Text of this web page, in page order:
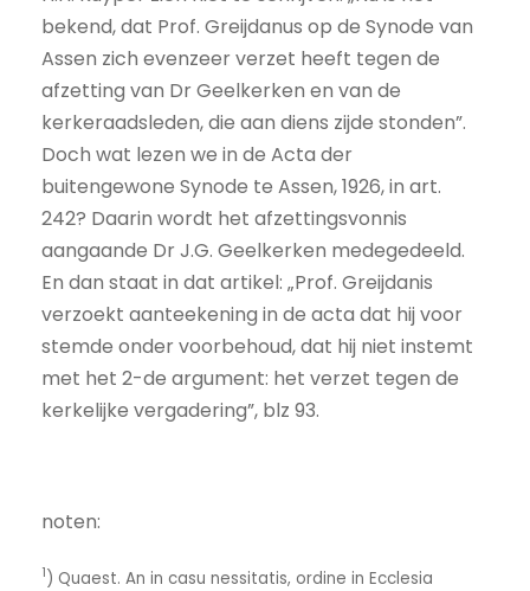
bekend, dat Prof. Greijdanus op de Synode van
Assen zich evenzeer verzet heeft tegen de
afzetting van Dr Geelkerken en van de
kerkeraadsleden, die aan diens zijde stonden”.
Doch wat lezen we in de Acta der
buitengewone Synode te Assen, 1926, in art.
242? Daarin wordt het afzettingsvonnis
aangaande Dr J.G. Geelkerken medegedeeld.
En dan staat in dat artikel: „Prof. Greijdanis
verzoekt aanteekening in de acta dat hij voor
stemde onder voorbehoud, dat hij niet instemt
met het 2-de argument: het verzet tegen de
kerkelijke vergadering”, blz 93.
noten:
1) Quaest. An in casu nessitatis, ordine in Ecclesia